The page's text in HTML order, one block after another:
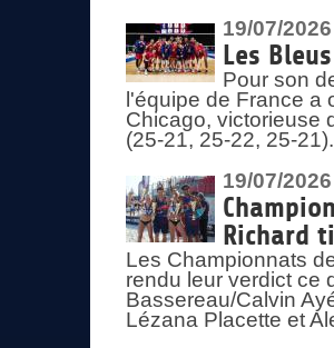
19/07/2026
Les
Pour son
l'équipe de France a
Chicago, victorieuse
(25-21, 25-22, 25-
19/07/2026
Richard
Les Championnats
rendu leur verdict ce
Bassereau/Calvin
Lézana Placette et